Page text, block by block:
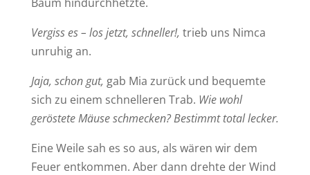
Vergiss es – los jetzt, schneller!, trieb uns Nimca
unruhig an.
Jaja, schon gut, gab Mia zurück und bequemte
sich zu einem schnelleren Trab. Wie wohl
geröstete Mäuse schmecken? Bestimmt total lecker.
Eine Weile sah es so aus, als wären wir dem
Feuer entkommen. Aber dann drehte der Wind